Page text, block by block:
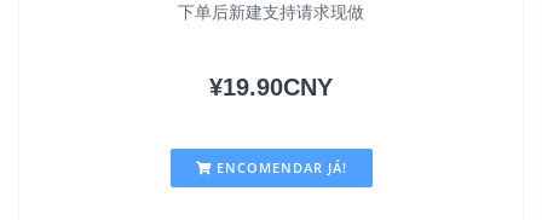
下单后新建支持请求现做
¥19.90CNY
ENCOMENDAR JÁ!